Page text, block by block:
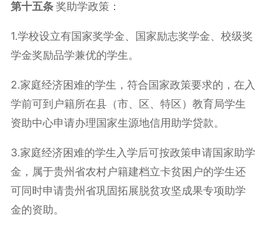
第十五条奖助学政策：
1.学校设立有国家奖学金、国家励志奖学金、校级奖
学金奖励品学兼优的学生。
2.家庭经济困难的学生，符合国家政策要求的，在入
学前可到户籍所在县（市、区、特区）教育局学生
资助中心申请办理国家生源地信用助学贷款。
3.家庭经济困难的学生入学后可按政策申请国家助学
金，属于贵州省农村户籍建档立卡贫困户的学生还
可同时申请贵州省巩固拓展脱贫攻坚成果专项助学
金的资助。